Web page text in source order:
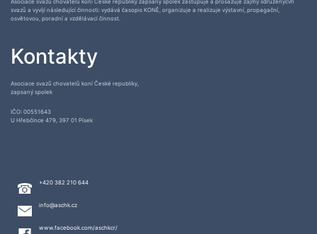
Asociace svazů chovatelů koní České republiky zapsaný spolek zastupuje a prosazuje zájmy sdruženýcvh
svazů a vyvíjí následující činnosti: vydává časopis KONĚ, organizuje a realizuje výstavní, propagační,
osvětovou, poradní a vzdělávací činnost.
Kontakty
Asociace svazů chovatelů koní České republiky,
zapsaný spolek
IČO: 00551643
U Hřebčince 479, 397 01 Písek
+420 382 210 644
info@aschk.cz
www.facebook.com/aschkcr/